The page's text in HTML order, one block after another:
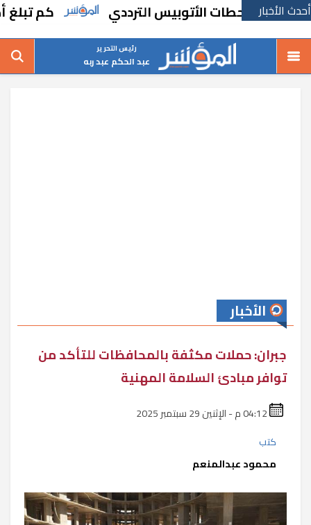
أحدث الأخبارمحطات الأتوبيس الترددي كم تبلغ أطوال
رئيس التحرير
عبد الحكم عبد ربه
الأخبار
جبران: حملات مكثفة بالمحافظات للتأكد من
توافر مبادئ السلامة المهنية
كتب
محمود عبدالمنعم